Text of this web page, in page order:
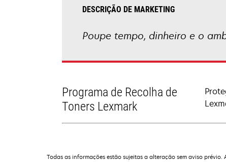
DESCRIÇÃO DE MARKETING
Poupe tempo, dinheiro e o
Programa de Recolha de
Toners Lexmark
Todas as informações estão sujeitas a alteração sem aviso prévio.